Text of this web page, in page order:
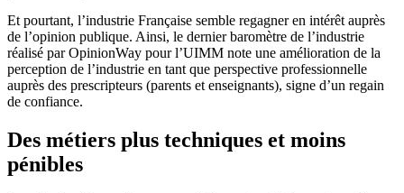
Et pourtant, l’industrie Française semble regagner en intérêt auprès
de l’opinion publique. Ainsi, le dernier baromètre de l’industrie
réalisé par OpinionWay pour l’UIMM note une amélioration de la
perception de l’industrie en tant que perspective professionnelle
auprès des prescripteurs (parents et enseignants), signe d’un regain
de confiance.
Des métiers plus techniques et moins
pénibles